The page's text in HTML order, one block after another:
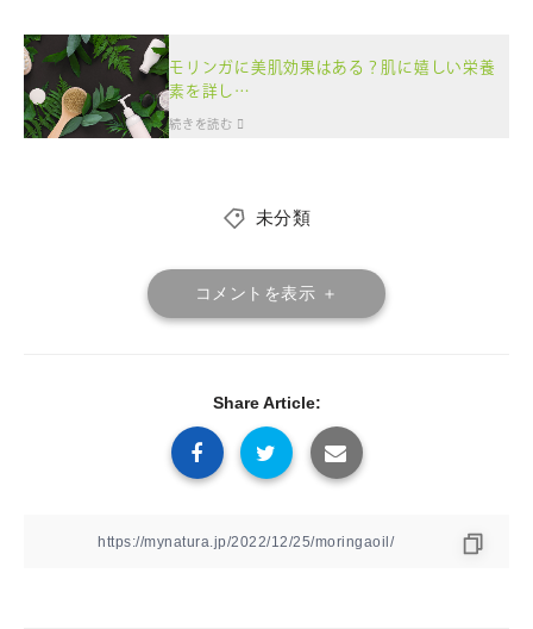
モリンガに美肌効果はある？肌に嬉しい栄養
素を詳し…
続きを読む
未分類
コメントを表示 ＋
Share Article: